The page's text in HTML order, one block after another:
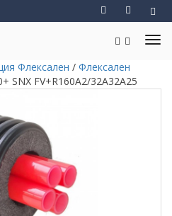
Флексален / Флексален
SNX FV+R160A2/32A32A25